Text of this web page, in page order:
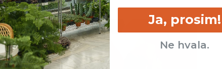
Ja, prosim!
Ne hvala.